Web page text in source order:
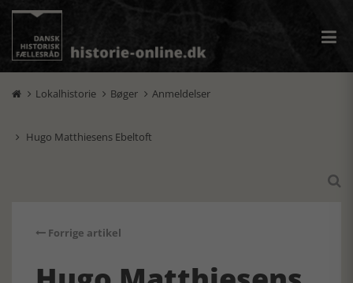
 Lokalhistorie  Bøger  Anmeldelser
 Hugo Matthiesens Ebeltoft

Forrige artikel